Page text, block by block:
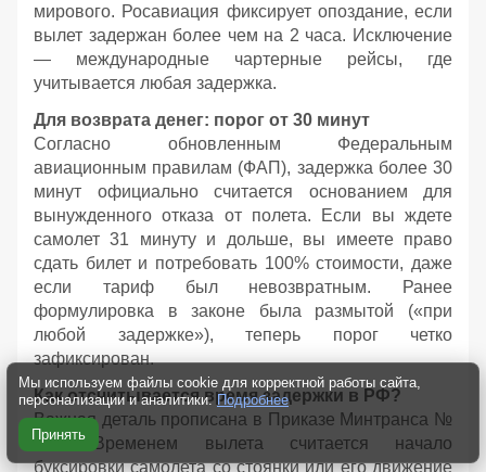
мирового. Росавиация фиксирует опоздание, если
вылет задержан более чем на 2 часа. Исключение
— международные чартерные рейсы, где
учитывается любая задержка.
Для возврата денег: порог от 30 минут
Согласно обновленным Федеральным
авиационным правилам (ФАП), задержка более 30
минут официально считается основанием для
вынужденного отказа от полета. Если вы ждете
самолет 31 минуту и дольше, вы имеете право
сдать билет и потребовать 100% стоимости, даже
если тариф был невозвратным. Ранее
формулировка в законе была размытой («при
любой задержке»), теперь порог четко
зафиксирован.
Как отсчитывается время задержки в РФ?
Важная деталь прописана в Приказе Минтранса №
341. Временем вылета считается начало
буксировки самолета со стоянки или его движение
Мы используем файлы cookie для корректной работы сайта,
персонализации и аналитики. Подробнее
Принять